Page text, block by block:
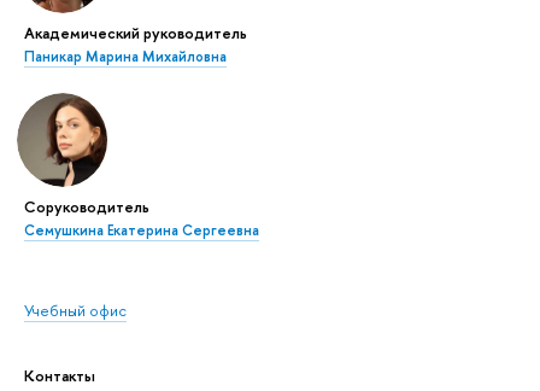
Академический руководитель
Паникар Марина Михайловна
Соруководитель
Семушкина Екатерина Сергеевна
Учебный офис
Контакты